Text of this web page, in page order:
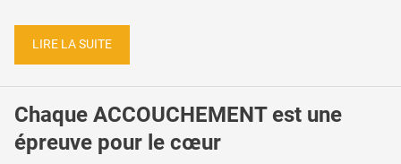
LIRE LA SUITE
Chaque ACCOUCHEMENT est une
épreuve pour le cœur